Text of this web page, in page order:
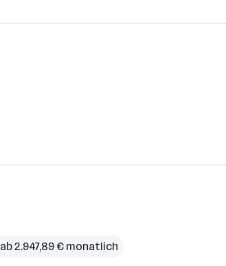
ab 2.947,89 € monatlich